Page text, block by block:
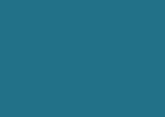
com concessões
a magnífica vitória contra a
recuar e a negociar antes da
de Constituição e Justiça,